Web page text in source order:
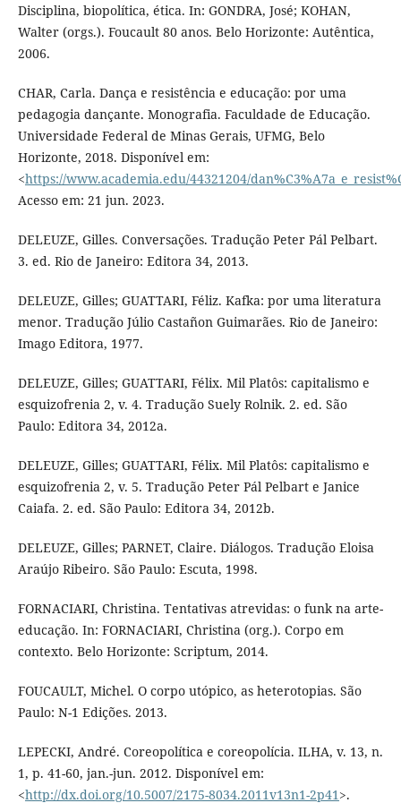
Disciplina, biopolítica, ética. In: GONDRA, José; KOHAN,
Walter (orgs.). Foucault 80 anos. Belo Horizonte: Autêntica,
2006.
CHAR, Carla. Dança e resistência e educação: por uma
pedagogia dançante. Monografia. Faculdade de Educação.
Universidade Federal de Minas Gerais, UFMG, Belo
Horizonte, 2018. Disponível em:
<https://www.academia.edu/44321204/
Acesso em: 21 jun. 2023.
DELEUZE, Gilles. Conversações. Tradução Peter Pál Pelbart.
3. ed. Rio de Janeiro: Editora 34, 2013.
DELEUZE, Gilles; GUATTARI, Féliz. Kafka: por uma literatura
menor. Tradução Júlio Castañon Guimarães. Rio de Janeiro:
Imago Editora, 1977.
DELEUZE, Gilles; GUATTARI, Félix. Mil Platôs: capitalismo e
esquizofrenia 2, v. 4. Tradução Suely Rolnik. 2. ed. São
Paulo: Editora 34, 2012a.
DELEUZE, Gilles; GUATTARI, Félix. Mil Platôs: capitalismo e
esquizofrenia 2, v. 5. Tradução Peter Pál Pelbart e Janice
Caiafa. 2. ed. São Paulo: Editora 34, 2012b.
DELEUZE, Gilles; PARNET, Claire. Diálogos. Tradução Eloisa
Araújo Ribeiro. São Paulo: Escuta, 1998.
FORNACIARI, Christina. Tentativas atrevidas: o funk na arte-
educação. In: FORNACIARI, Christina (org.). Corpo em
contexto. Belo Horizonte: Scriptum, 2014.
FOUCAULT, Michel. O corpo utópico, as heterotopias. São
Paulo: N-1 Edições. 2013.
LEPECKI, André. Coreopolítica e coreopolícia. ILHA, v. 13, n.
1, p. 41-60, jan.-jun. 2012. Disponível em:
<http://dx.doi.org/10.5007/2175-8034.2011v13n1-2p41>.